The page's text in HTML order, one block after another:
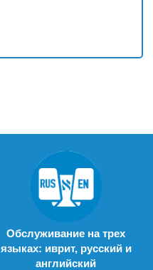
Обслуживание на трех
языках: иврит, русский и
английский